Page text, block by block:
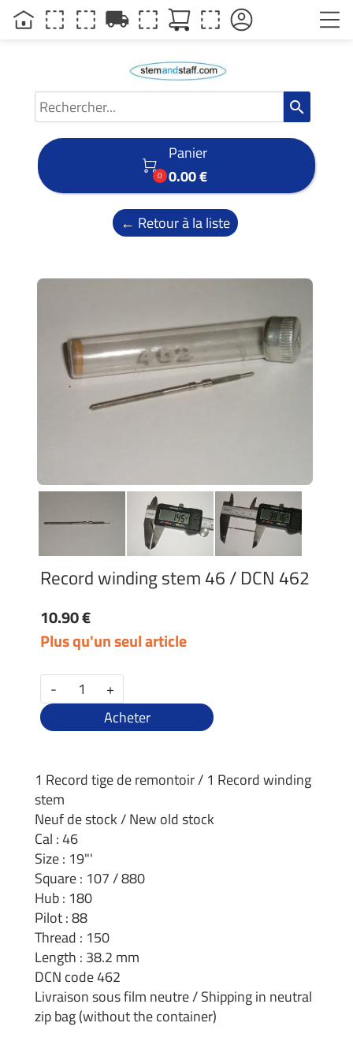
search

0
Panier
0.00 €
← Retour à la liste
Record winding stem 46 / DCN 462
10.90 €
Plus qu'un seul article
-
+
Acheter
1 Record tige de remontoir / 1 Record winding
stem
Neuf de stock / New old stock
Cal : 46
Size : 19"'
Square : 107 / 880
Hub : 180
Pilot : 88
Thread : 150
Length : 38.2 mm
DCN code 462
Livraison sous film neutre / Shipping in neutral
zip bag (without the container)
local_shipping